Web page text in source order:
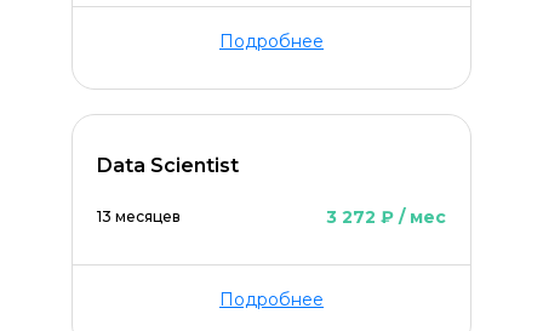
Подробнее
Data Scientist
13 месяцев 3 272 ₽ / мес
Подробнее